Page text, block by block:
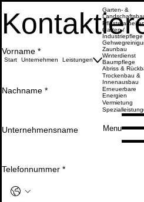
Start Unternehmen Leistungen
Garten- &
Garten-/
Industriepflege
Zaunbau
Winterdienst
Baumpflege
Abriss &
Trockenbau &
Innenausbau
Erneuerbare
Energien
Vermietung
Menu
Vorname *
Nachname *
Unternehmensname
Telefonnummer *